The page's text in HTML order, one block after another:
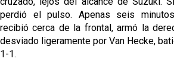
perdió el pulso. Apenas seis
recibió cerca de la frontal, armó la
desviado ligeramente por Van Hecke,
1-1.